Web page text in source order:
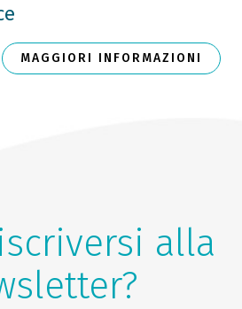
MAGGIORI INFORMAZIONI
alla